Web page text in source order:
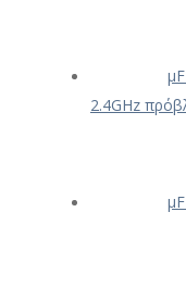
2.4GHz